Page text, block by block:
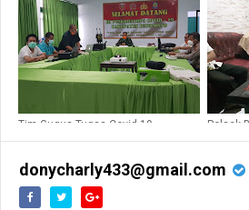
Tim Gugus Tugas Covid 19
Polsek
donycharly433@gmail.com